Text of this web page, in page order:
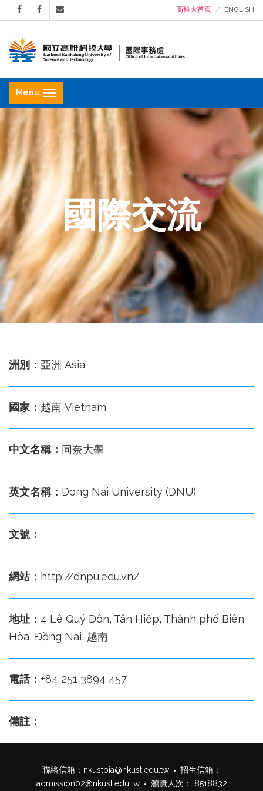
高科大首頁 ENGLISH
立
高
雄
科
技
大
學
國
際
務
處
Menu
國際交流
洲別： 亞洲 Asia
國家： 越南 Vietnam
中文名稱： 同奈大學
英文名稱： Dong Nai University (DNU)
文號：
網站： http://dnpu.edu.vn/
地址： 4 Lê Quý Đôn, Tân Hiệp, Thành phố Biên
Hòa, Đồng Nai, 越南
電話： +84 251 3894 457
備註：
聯絡信箱： nkustoia@nkust.edu.tw
招生信箱：
admission02@nkust.edu.tw
瀏覽人次： 8518832